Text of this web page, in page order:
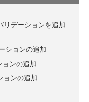
リデーションを追加
ションの追加
ンの追加
ョンの追加